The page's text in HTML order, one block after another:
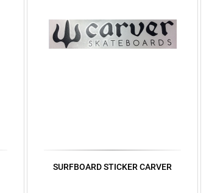
SURFBOARD STICKER CARVER